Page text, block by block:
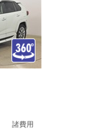
諸費用